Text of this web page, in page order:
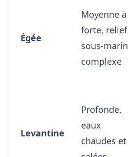
Égée
Moyenne à
forte, relief
sous-marin
complexe
Levantine
Profonde,
eaux
chaudes et